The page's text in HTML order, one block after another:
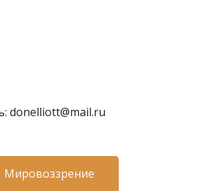
donelliott@mail.ru
Мировоззрение